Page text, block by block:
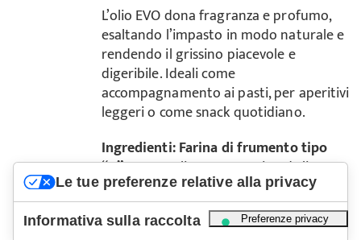
L’olio EVO dona fragranza e profumo,
esaltando l’impasto in modo naturale e
rendendo il grissino piacevole e
digeribile. Ideali come
accompagnamento ai pasti, per aperitivi
leggeri o come snack quotidiano.
Ingredienti:Farina di frumento tipo
“0”, acqua, olio extra vergine d'oliva,
sale, lievito,malto d'orzo.Peso: 280 g.
Aggiungi
Dettagli
Le tue preferenze relative alla privacy
Informativa sulla raccolta